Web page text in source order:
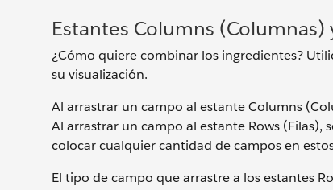
Estantes Columns
¿Cómo quiere combinar los ingredientes?
su visualización.
Al arrastrar un campo al estante Columns
Al arrastrar un campo al estante Rows (Filas),
colocar cualquier cantidad de campos en
El tipo de campo que arrastre a los estantes